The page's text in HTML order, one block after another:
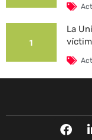
1
La
F
a